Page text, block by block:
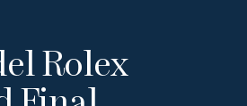
Rolex